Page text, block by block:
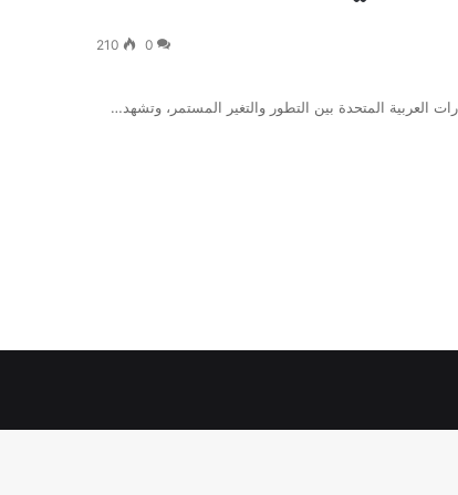
0
210
العربية المتحدة بين التطور والتغير المستمر، وتشهد…